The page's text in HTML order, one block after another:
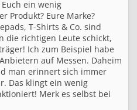
ein wenig
Produkt? Eure Marke?
T-Shirts & Co. sind
die richtigen Leute schickt,
Ich zum Beispiel habe
auf Messen. Daheim
man erinnert sich immer
Das klingt ein wenig
Merk es selbst bei